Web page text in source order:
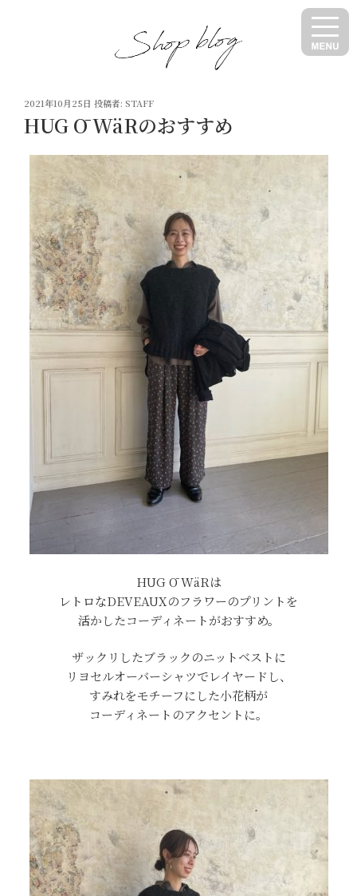
投
稿
日:
2021年10月25日 投稿者: STAFF
HUG Ō WäRのおすすめ
HUG Ō WäRは
レトロなDEVEAUXのフラワーのプリントを
活かしたコーディネートがおすすめ。
ザックリしたブラックのニットベストに
リヨセルオーバーシャツでレイヤードし、
すみれをモチーフにした小花柄が
コーディネートのアクセントに。